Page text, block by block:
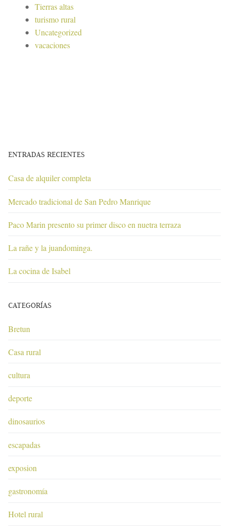
Tierras altas
turismo rural
Uncategorized
vacaciones
ENTRADAS RECIENTES
Casa de alquiler completa
Mercado tradicional de San Pedro Manrique
Paco Marin presento su primer disco en nuetra terraza
La rañe y la juandominga.
La cocina de Isabel
CATEGORÍAS
Bretun
Casa rural
cultura
deporte
dinosaurios
escapadas
exposion
gastronomía
Hotel rural